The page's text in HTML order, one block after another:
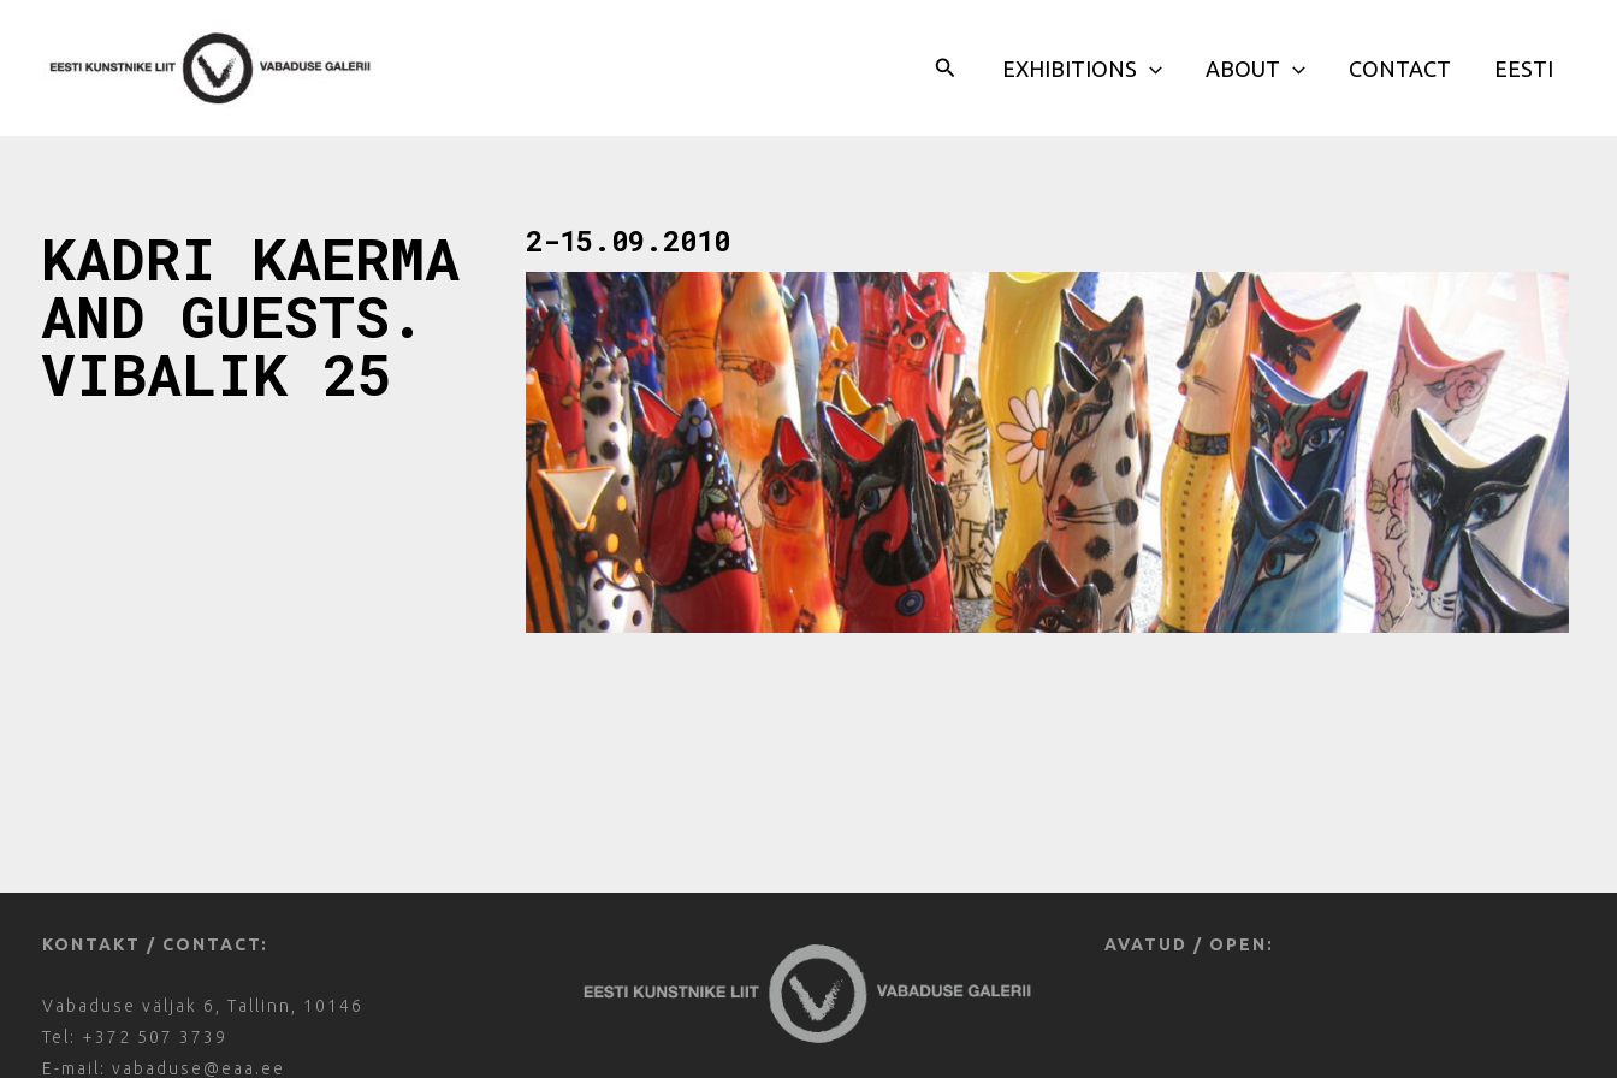
Search EXHIBITIONS ABOUT CONTACT EESTI
KADRI KAERMA
AND GUESTS.
VIBALIK 25
2-15.09.2010
KONTAKT / CONTACT:
Vabaduse väljak 6, Tallinn, 10146
Tel: +372 507 3739
E-mail: vabaduse@eaa.ee
AVATUD / OPEN: